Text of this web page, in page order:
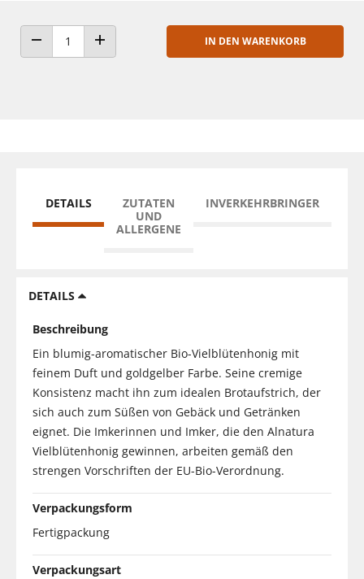
ANZAHL VERRINGERNANZAHL ERHÖHEN
IN DEN WARENKORB
DETAILS
ZUTATEN
UND
ALLERGENE
INVERKEHRBRINGER
DETAILS
Beschreibung
Ein blumig-aromatischer Bio-Vielblütenhonig mit
feinem Duft und goldgelber Farbe. Seine cremige
Konsistenz macht ihn zum idealen Brotaufstrich, der
sich auch zum Süßen von Gebäck und Getränken
eignet. Die Imkerinnen und Imker, die den Alnatura
Vielblütenhonig gewinnen, arbeiten gemäß den
strengen Vorschriften der EU-Bio-Verordnung.
Verpackungsform
Fertigpackung
Verpackungsart